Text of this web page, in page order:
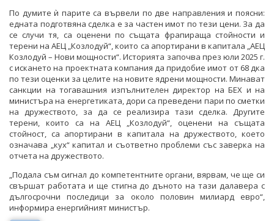
По думите ѝ парите са вървели по две направления и поясни:
едната подготвяна сделка е за частен имот по тези цени. За да
се случи тя, са оценени по същата фрапираща стойности и
терени на АЕЦ „Козлодуй“, които са апортирани в капитала „АЕЦ
Козлодуй – Нови мощности“. Историята започва през юли 2025 г.
с искането на проектната компания да придобие имот от 68 дка
по тези оценки за целите на новите ядрени мощности. Минават
санкции на тогавашния изпълнителен директор на БЕХ и на
министъра на енергетиката, дори са преведени пари по сметки
на дружеството, за да се реализира тази сделка. Другите
терени, които са на АЕЦ „Козлодуй“, оценени на същата
стойност, са апортирани в капитала на дружеството, което
означава „кух“ капитал и съответно проблеми със заверка на
отчета на дружеството.
„Подала съм сигнал до компетентните органи, вярвам, че ще си
свършат работата и ще стигна до дъното на тази далавера с
дългосрочни последици за около половин милиард евро“,
информира енергийният министър.